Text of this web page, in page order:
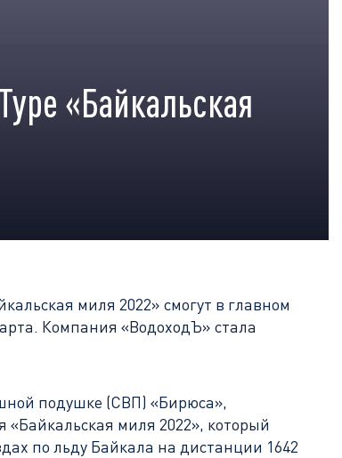
«Байкальская
миля 2022» смогут в главном
Компания «ВодоходЪ» стала
подушке (СВП) «Бирюса»,
миля 2022», который
по льду Байкала на дистанции 1642